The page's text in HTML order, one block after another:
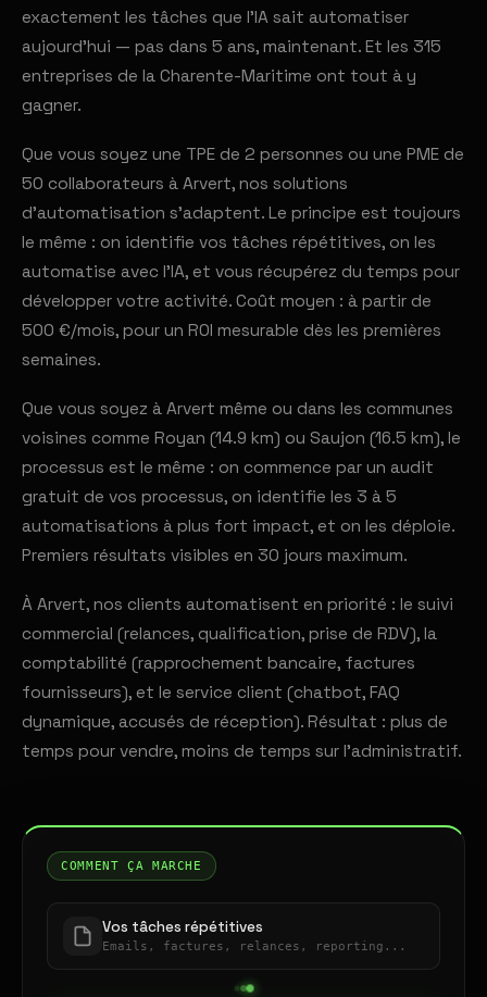
exactement les tâches que l'IA sait automatiser
aujourd'hui — pas dans 5 ans, maintenant. Et les 315
entreprises de la Charente-Maritime ont tout à y
gagner.
Que vous soyez une TPE de 2 personnes ou une PME de
50 collaborateurs à Arvert, nos solutions
d'automatisation s'adaptent. Le principe est toujours
le même : on identifie vos tâches répétitives, on les
automatise avec l'IA, et vous récupérez du temps pour
développer votre activité. Coût moyen : à partir de
500 €/mois, pour un ROI mesurable dès les premières
semaines.
Que vous soyez à Arvert même ou dans les communes
voisines comme Royan (14.9 km) ou Saujon (16.5 km), le
processus est le même : on commence par un audit
gratuit de vos processus, on identifie les 3 à 5
automatisations à plus fort impact, et on les déploie.
Premiers résultats visibles en 30 jours maximum.
À Arvert, nos clients automatisent en priorité : le suivi
commercial (relances, qualification, prise de RDV), la
comptabilité (rapprochement bancaire, factures
fournisseurs), et le service client (chatbot, FAQ
dynamique, accusés de réception). Résultat : plus de
temps pour vendre, moins de temps sur l'administratif.
COMMENT ÇA MARCHE
Vos tâches répétitives
Emails, factures, relances, reporting...